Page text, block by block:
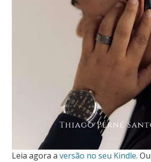
Leia agora a versão no seu Kindle.